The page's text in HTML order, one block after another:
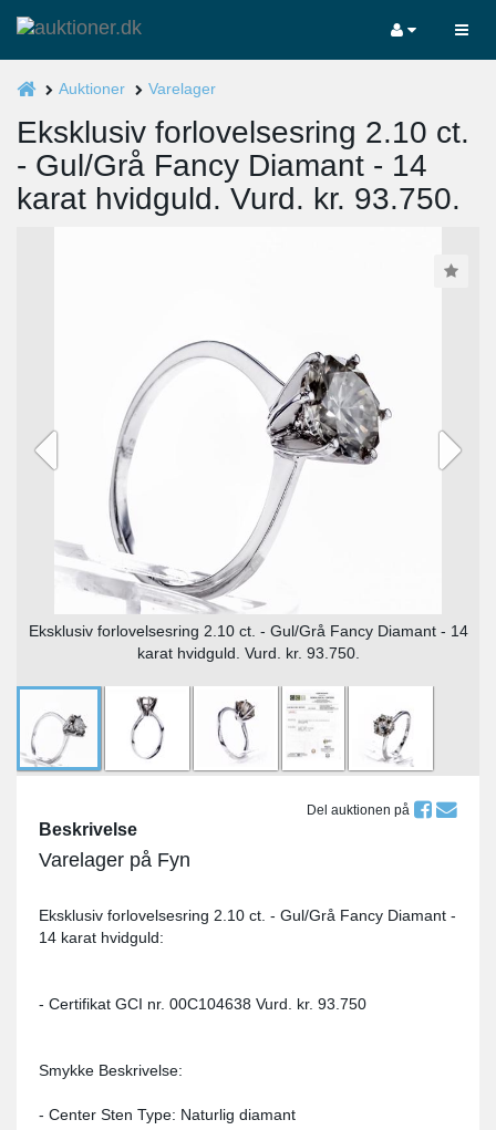
Auktioner Varelager
Eksklusiv forlovelsesring 2.10 ct.
- Gul/Grå Fancy Diamant - 14
karat hvidguld. Vurd. kr. 93.750.
Eksklusiv forlovelsesring 2.10 ct. - Gul/Grå Fancy Diamant - 14
karat hvidguld. Vurd. kr. 93.750.
Del auktionen på
Beskrivelse
Varelager på Fyn
Eksklusiv forlovelsesring 2.10 ct. - Gul/Grå Fancy Diamant -
14 karat hvidguld:
- Certifikat GCI nr. 00C104638 Vurd. kr. 93.750
Smykke Beskrivelse:
- Center Sten Type: Naturlig diamant